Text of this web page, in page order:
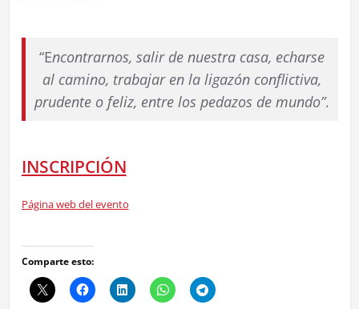
“Encontrarnos, salir de nuestra casa, echarse
al camino, trabajar en la ligazón conflictiva,
prudente o feliz, entre los pedazos de mundo”.
INSCRIPCIÓN
Página web del evento
Comparte esto: